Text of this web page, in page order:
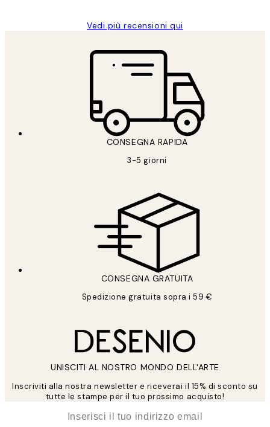
Vedi più recensioni qui
CONSEGNA RAPIDA
3-5 giorni
CONSEGNA GRATUITA
Spedizione gratuita sopra i 59 €
UNISCITI AL NOSTRO MONDO DELL'ARTE
Inscriviti alla nostra newsletter e riceverai il 15% di sconto su
tutte le stampe per il tuo prossimo acquisto!